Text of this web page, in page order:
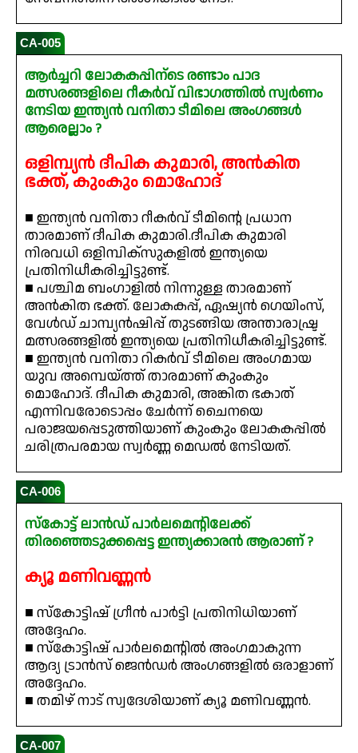
CA-005
ആർച്ചറി ലോകകപ്പിന്ടെ രണ്ടാം പാദ
മത്സരങ്ങളിലെ റീകർവ് വിഭാഗത്തിൽ സ്വർണം
നേടിയ ഇന്ത്യൻ വനിതാ ടീമിലെ അംഗങ്ങൾ
ആരെല്ലാം ?
ഒളിമ്പ്യൻ ദീപിക കുമാരി, അൻകിത
ഭക്ത്, കുംകും മൊഹോദ്
■ ഇന്ത്യൻ വനിതാ റീകർവ് ടീമിന്റെ പ്രധാന
താരമാണ് ദീപിക കുമാരി.ദീപിക കുമാരി
നിരവധി ഒളിമ്പിക്സുകളിൽ ഇന്ത്യയെ
പ്രതിനിധീകരിച്ചിട്ടുണ്ട്.
■ പശ്ചിമ ബംഗാളിൽ നിന്നുള്ള താരമാണ്
അൻകിത ഭക്ത്. ലോകകപ്പ്, ഏഷ്യൻ ഗെയിംസ്,
വേൾഡ് ചാമ്പ്യൻഷിപ്പ് തുടങ്ങിയ അന്താരാഷ്ട്ര
മത്സരങ്ങളിൽ ഇന്ത്യയെ പ്രതിനിധീകരിച്ചിട്ടുണ്ട്.
■ ഇന്ത്യൻ വനിതാ റികർവ് ടീമിലെ അംഗമായ
യുവ അമ്പെയ്ത്ത് താരമാണ് കുംകും
മൊഹോദ്. ദീപിക കുമാരി, അങ്കിത ഭകാത്
എന്നിവരോടൊപ്പം ചേർന്ന് ചൈനയെ
പരാജയപ്പെടുത്തിയാണ് കുംകും ലോകകപ്പിൽ
ചരിത്രപരമായ സ്വർണ്ണ മെഡൽ നേടിയത്.
CA-006
സ്കോട്ട് ലാൻഡ് പാർലമെന്റിലേക്ക്
തിരഞ്ഞെടുക്കപ്പെട്ട ഇന്ത്യക്കാരൻ ആരാണ് ?
ക്യൂ മണിവണ്ണൻ
■ സ്കോട്ടിഷ് ഗ്രീൻ പാർട്ടി പ്രതിനിധിയാണ്
അദ്ദേഹം.
■ സ്കോട്ടിഷ് പാർലമെന്റിൽ അംഗമാകുന്ന
ആദ്യ ട്രാൻസ് ജെൻഡർ അംഗങ്ങളിൽ ഒരാളാണ്
അദ്ദേഹം.
■ തമിഴ് നാട് സ്വദേശിയാണ് ക്യൂ മണിവണ്ണൻ.
CA-007